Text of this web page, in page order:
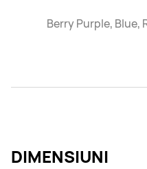
Berry Purple, Blue,
DIMENSIUNI